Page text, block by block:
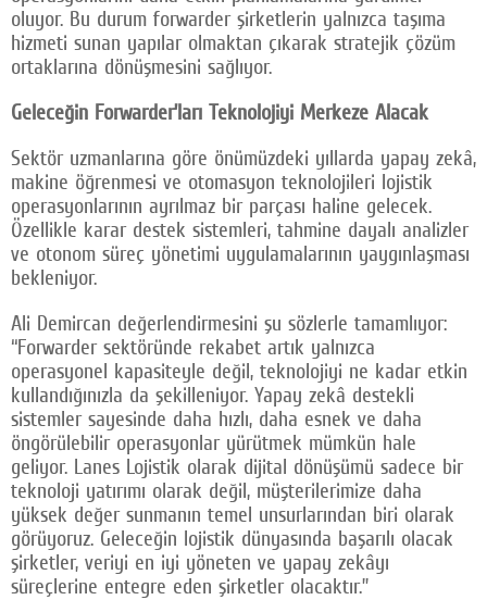
oluyor. Bu durum forwarder şirketlerin yalnızca taşıma
hizmeti sunan yapılar olmaktan çıkarak stratejik çözüm
ortaklarına dönüşmesini sağlıyor.
Geleceğin Forwarder’ları Teknolojiyi Merkeze Alacak
Sektör uzmanlarına göre önümüzdeki yıllarda yapay zekâ,
makine öğrenmesi ve otomasyon teknolojileri lojistik
operasyonlarının ayrılmaz bir parçası haline gelecek.
Özellikle karar destek sistemleri, tahmine dayalı analizler
ve otonom süreç yönetimi uygulamalarının yaygınlaşması
bekleniyor.
Ali Demircan değerlendirmesini şu sözlerle tamamlıyor:
“Forwarder sektöründe rekabet artık yalnızca
operasyonel kapasiteyle değil, teknolojiyi ne kadar etkin
kullandığınızla da şekilleniyor. Yapay zekâ destekli
sistemler sayesinde daha hızlı, daha esnek ve daha
öngörülebilir operasyonlar yürütmek mümkün hale
geliyor. Lanes Lojistik olarak dijital dönüşümü sadece bir
teknoloji yatırımı olarak değil, müşterilerimize daha
yüksek değer sunmanın temel unsurlarından biri olarak
görüyoruz. Geleceğin lojistik dünyasında başarılı olacak
şirketler, veriyi en iyi yöneten ve yapay zekâyı
süreçlerine entegre eden şirketler olacaktır.”